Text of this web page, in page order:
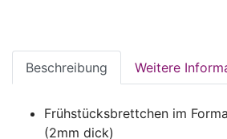
Beschreibung Weitere
Frühstücksbrettchen im
(2mm dick)